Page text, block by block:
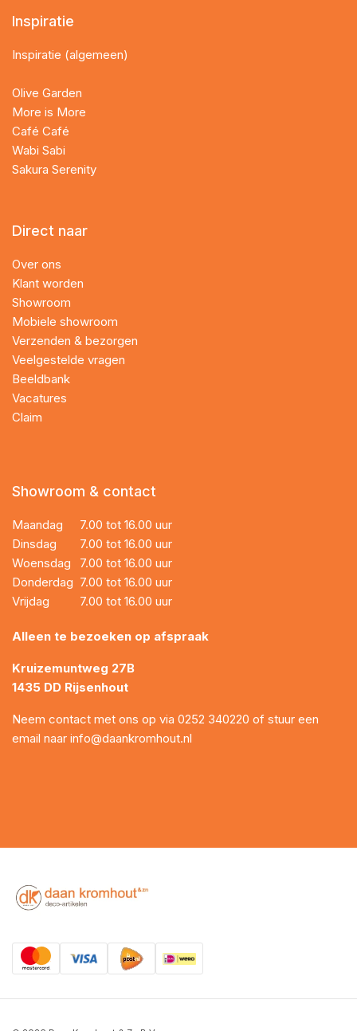
Inspiratie
Inspiratie (algemeen)
Olive Garden
More is More
Café Café
Wabi Sabi
Sakura Serenity
Direct naar
Over ons
Klant worden
Showroom
Mobiele showroom
Verzenden & bezorgen
Veelgestelde vragen
Beeldbank
Vacatures
Claim
Showroom & contact
Maandag
7.00 tot 16.00 uur
Dinsdag
7.00 tot 16.00 uur
Woensdag
7.00 tot 16.00 uur
Donderdag 7.00 tot 16.00 uur
Vrijdag
7.00 tot 16.00 uur
Alleen te bezoeken op afspraak
Kruizemuntweg 27B
1435 DD Rijsenhout
Neem contact met ons op via 0252 340220 of stuur een
email naar info@daankromhout.nl